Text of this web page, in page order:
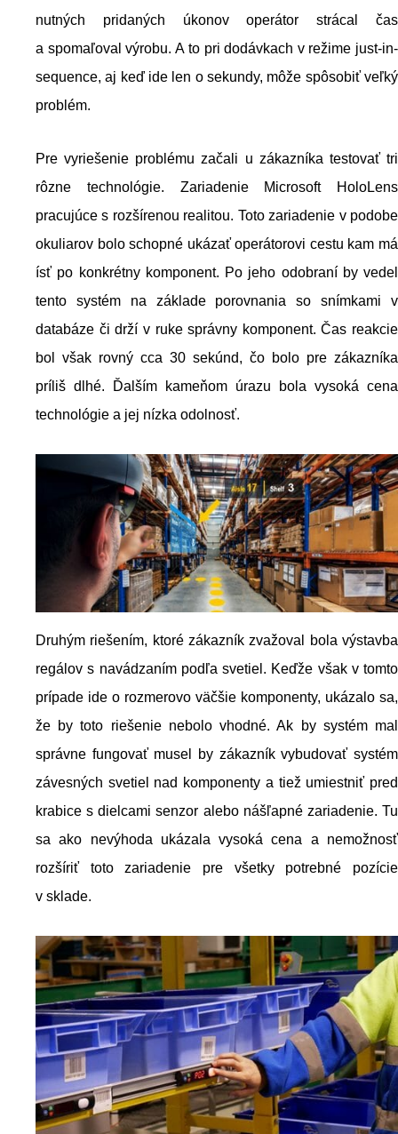
nutných pridaných úkonov operátor strácal čas
a spomaľoval výrobu. A to pri dodávkach v režime just-in-
sequence, aj keď ide len o sekundy, môže spôsobiť veľký
problém.
Pre vyriešenie problému začali u zákazníka testovať tri
rôzne technológie. Zariadenie Microsoft HoloLens
pracujúce s rozšírenou realitou. Toto zariadenie v podobe
okuliarov bolo schopné ukázať operátorovi cestu kam má
ísť po konkrétny komponent. Po jeho odobraní by vedel
tento systém na základe porovnania so snímkami v
databáze či drží v ruke správny komponent. Čas reakcie
bol však rovný cca 30 sekúnd, čo bolo pre zákazníka
príliš dlhé. Ďalším kameňom úrazu bola vysoká cena
technológie a jej nízka odolnosť.
Druhým riešením, ktoré zákazník zvažoval bola výstavba
regálov s navádzaním podľa svetiel. Keďže však v tomto
prípade ide o rozmerovo väčšie komponenty, ukázalo sa,
že by toto riešenie nebolo vhodné. Ak by systém mal
správne fungovať musel by zákazník vybudovať systém
závesných svetiel nad komponenty a tiež umiestniť pred
krabice s dielcami senzor alebo nášľapné zariadenie. Tu
sa ako nevýhoda ukázala vysoká cena a nemožnosť
rozšíriť toto zariadenie pre všetky potrebné pozície
v sklade.